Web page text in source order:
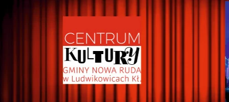
Kontakt
Deklaracja